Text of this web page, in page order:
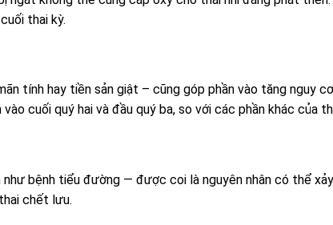
thai kỳ.
tính hay tiền sản giật – cũng góp phần vào tăng nguy
cuối quý hai và đầu quý ba, so với các phần khác của
bệnh tiểu đường — được coi là nguyên nhân có thể
chết lưu.